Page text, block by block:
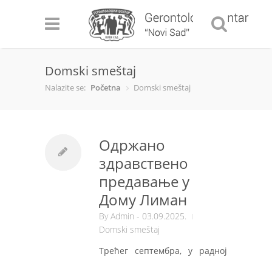
Domski smeštaj
Nalazite se: Početna Domski smeštaj
Одржано
здравствено
предавање у
Дому Лиман
ByAdmin - 03.09.2025.
Domski smeštaj
Трећег септембра, у радној